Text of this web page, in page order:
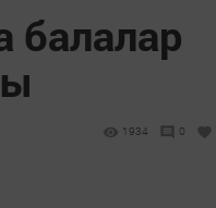
балалар
1934 0